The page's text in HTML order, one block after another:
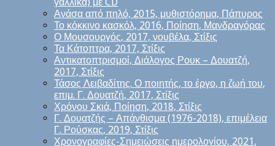
Ανάσα από πηλό, 2015, μυθιστόρημα, Πάπυρος
Το κόκκινο κασκόλ, 2016, Ποίηση, Μανδραγόρας
Ο Μουσουργός, 2017, νουβέλα, Στίξις
Τα Κάτοπτρα, 2017, Στίξις
Αντικατοπτρισμοί, Διάλογος Ρουκ – Δουατζή,
2017, Στίξις
Τάσος Λειβαδίτης. Ο ποιητής, το έργο, η ζωή του,
επιμ. Γ. Δουατζή, 2017, Στίξις
Χρόνου Σκιά, Ποίηση, 2018, Στίξις
Γ. Δουατζής – Απάνθισμα (1976-2018), επιμέλεια
Γ. Ρούσκας, 2019, Στίξις
Χρονογραφίες-Σημειώσεις ημερολογίου, 2021,